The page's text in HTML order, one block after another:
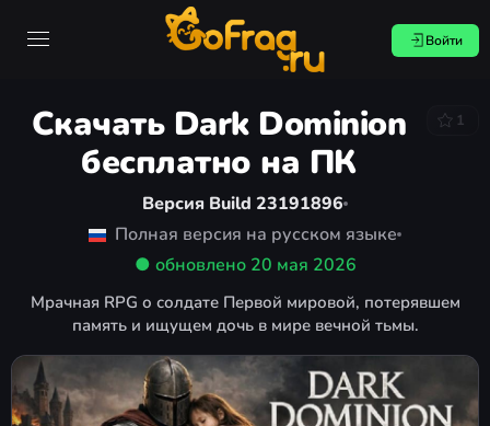
Войти
Скачать Dark Dominion
бесплатно на ПК
1
Версия Build 23191896
Полная версия на русском языке
● обновлено 20 мая 2026
Мрачная RPG о солдате Первой мировой, потерявшем
память и ищущем дочь в мире вечной тьмы.